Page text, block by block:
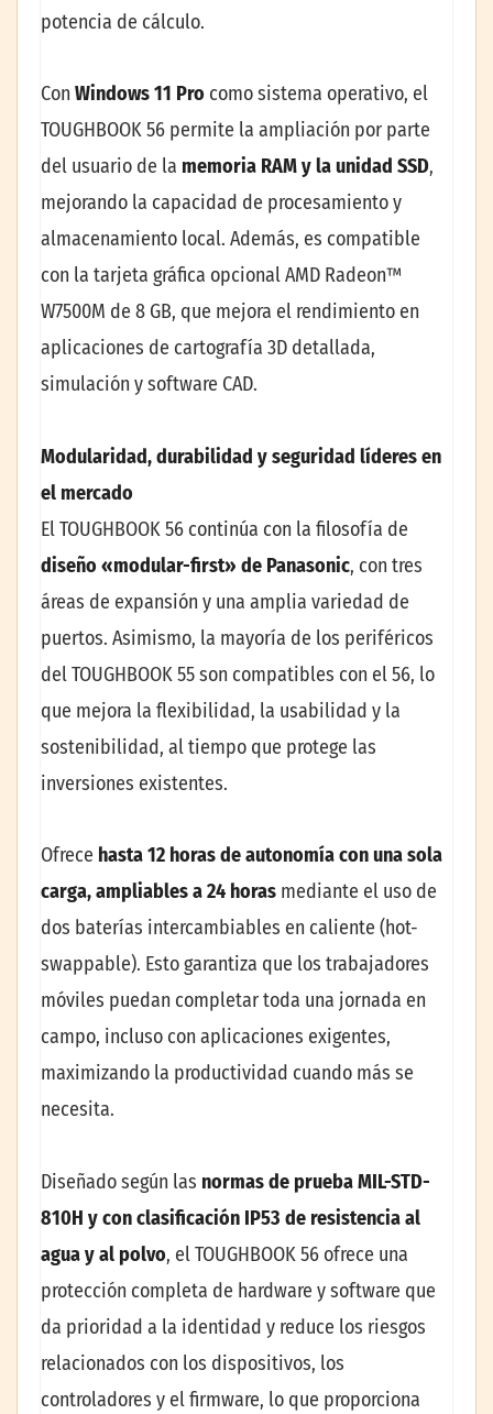
potencia de cálculo.
Con Windows 11 Pro como sistema operativo, el
TOUGHBOOK 56 permite la ampliación por parte
del usuario de la memoria RAM y la unidad SSD,
mejorando la capacidad de procesamiento y
almacenamiento local. Además, es compatible
con la tarjeta gráfica opcional AMD Radeon™
W7500M de 8 GB, que mejora el rendimiento en
aplicaciones de cartografía 3D detallada,
simulación y software CAD.
Modularidad, durabilidad y seguridad líderes en
el mercado
El TOUGHBOOK 56 continúa con la filosofía de
diseño «modular-first» de Panasonic, con tres
áreas de expansión y una amplia variedad de
puertos. Asimismo, la mayoría de los periféricos
del TOUGHBOOK 55 son compatibles con el 56, lo
que mejora la flexibilidad, la usabilidad y la
sostenibilidad, al tiempo que protege las
inversiones existentes.
Ofrece hasta 12 horas de autonomía con una sola
carga, ampliables a 24 horas mediante el uso de
dos baterías intercambiables en caliente (hot-
swappable). Esto garantiza que los trabajadores
móviles puedan completar toda una jornada en
campo, incluso con aplicaciones exigentes,
maximizando la productividad cuando más se
necesita.
Diseñado según las normas de prueba MIL-STD-
810H y con clasificación IP53 de resistencia al
agua y al polvo, el TOUGHBOOK 56 ofrece una
protección completa de hardware y software que
da prioridad a la identidad y reduce los riesgos
relacionados con los dispositivos, los
controladores y el firmware, lo que proporciona